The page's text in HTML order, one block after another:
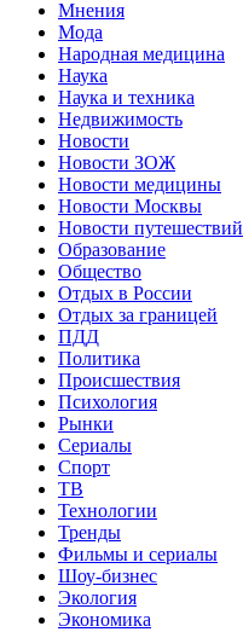
Мнения
Мода
Народная медицина
Наука
Наука и техника
Недвижимость
Новости
Новости ЗОЖ
Новости медицины
Новости Москвы
Новости путешествий
Образование
Общество
Отдых в России
Отдых за границей
ПДД
Политика
Происшествия
Психология
Рынки
Сериалы
Спорт
ТВ
Технологии
Тренды
Фильмы и сериалы
Шоу-бизнес
Экология
Экономика